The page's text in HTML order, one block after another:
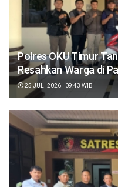
Polres OKU Timur
Resahkan Warga di
25 JULI 2026 | 09:43 WIB